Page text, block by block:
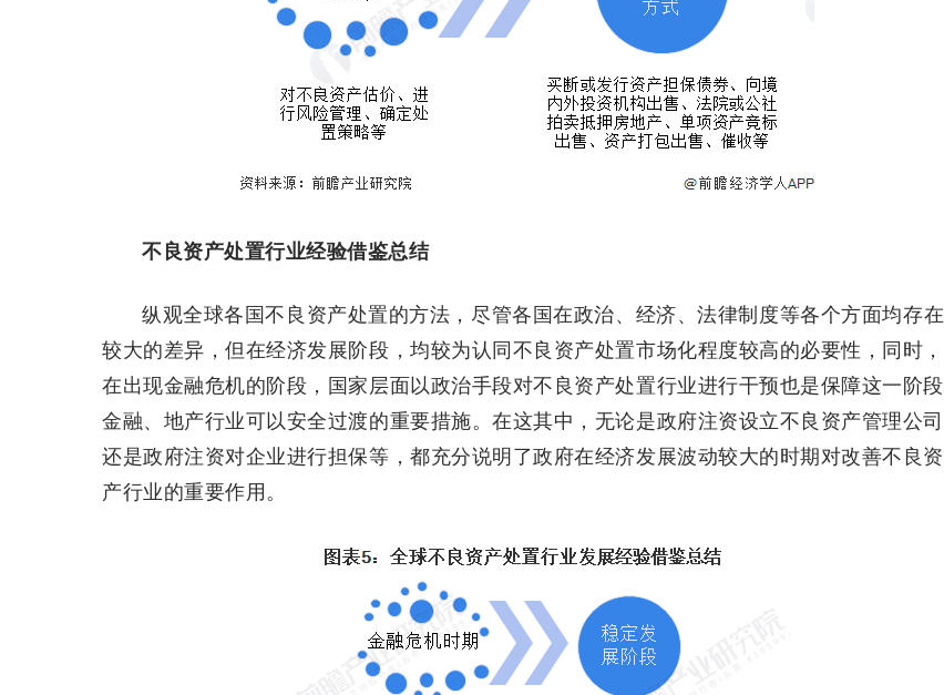
不良资产处置行业经验借鉴总结
纵观全球各国不良资产处置的方法，尽管各国在政治、经济、法律制度等各个方面均存在
较大的差异，但在经济发展阶段，均较为认同不良资产处置市场化程度较高的必要性，同时，
在出现金融危机的阶段，国家层面以政治手段对不良资产处置行业进行干预也是保障这一阶段
金融、地产行业可以安全过渡的重要措施。在这其中，无论是政府注资设立不良资产管理公司
还是政府注资对企业进行担保等，都充分说明了政府在经济发展波动较大的时期对改善不良资
产行业的重要作用。